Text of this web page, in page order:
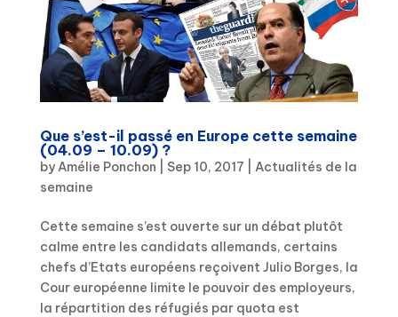
Que s’est-il passé en Europe cette semaine
(04.09 – 10.09) ?
by Amélie Ponchon Sep 10, 2017
Actualités de la
semaine
Cette semaine s’est ouverte sur un débat plutôt
calme entre les candidats allemands, certains
chefs d’Etats européens reçoivent Julio Borges, la
Cour européenne limite le pouvoir des employeurs,
la répartition des réfugiés par quota est